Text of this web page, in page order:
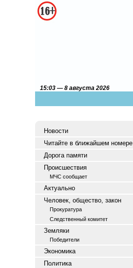
15:03 — 8 августа 2026
Новости
Читайте в ближайшем номере
Дорога памяти
Происшествия
МЧС сообщает
Актуально
Человек, общество, закон
Прокуратура
Следственный комитет
Земляки
Победители
Экономика
Политика